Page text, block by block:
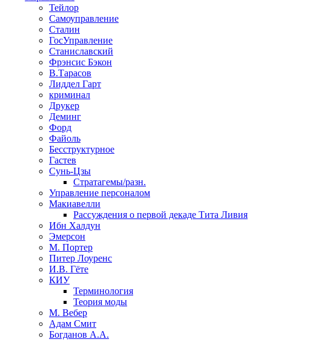
Тейлор
Самоуправление
Сталин
ГосУправление
Станиславский
Фрэнсис Бэкон
В.Тарасов
Лиддел Гарт
криминал
Друкер
Деминг
Форд
Файоль
Бесструктурное
Гастев
Сунь-Цзы
Стратагемы/разн.
Управление персоналом
Макиавелли
Рассуждения о первой декаде Тита Ливия
Ибн Халдун
Эмерсон
М. Портер
Питер Лоуренс
И.В. Гёте
КИУ
Терминология
Теория моды
М. Вебер
Адам Смит
Богданов А.А.